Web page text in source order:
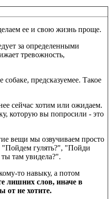
ее и свою жизнь проще.
за определенными
тревожность,
предсказуемее. Такое
сейчас хотим или ожидаем.
которую вы попросили - это
вещи мы озвучиваем просто
"Пойдем гулять?", "Пойди
там увидела?".
то навыку, а потом
лишних слов, иначе в
от не хотите.